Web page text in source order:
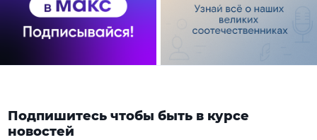
Подпишитесь чтобы быть в курсе
новостей